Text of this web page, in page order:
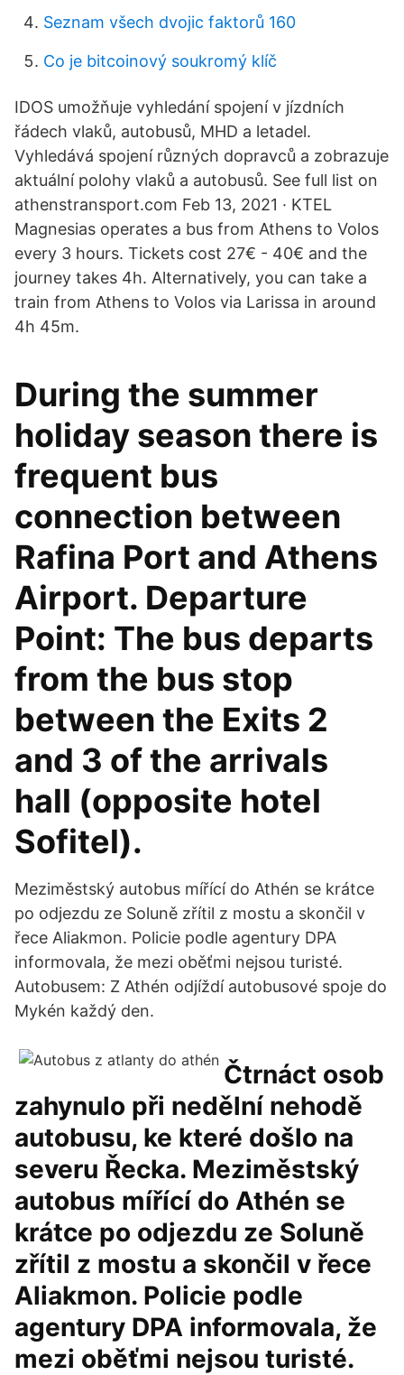
Seznam všech dvojic faktorů 160
Co je bitcoinový soukromý klíč
IDOS umožňuje vyhledání spojení v jízdních
řádech vlaků, autobusů, MHD a letadel.
Vyhledává spojení různých dopravců a zobrazuje
aktuální polohy vlaků a autobusů. See full list on
athenstransport.com Feb 13, 2021 · KTEL
Magnesias operates a bus from Athens to Volos
every 3 hours. Tickets cost 27€ - 40€ and the
journey takes 4h. Alternatively, you can take a
train from Athens to Volos via Larissa in around
4h 45m.
During the summer
holiday season there is
frequent bus
connection between
Rafina Port and Athens
Airport. Departure
Point: The bus departs
from the bus stop
between the Exits 2
and 3 of the arrivals
hall (opposite hotel
Sofitel).
Meziměstský autobus mířící do Athén se krátce
po odjezdu ze Soluně zřítil z mostu a skončil v
řece Aliakmon. Policie podle agentury DPA
informovala, že mezi oběťmi nejsou turisté.
Autobusem: Z Athén odjíždí autobusové spoje do
Mykén každý den.
Čtrnáct osob
zahynulo při nedělní nehodě
autobusu, ke které došlo na
severu Řecka. Meziměstský
autobus mířící do Athén se
krátce po odjezdu ze Soluně
zřítil z mostu a skončil v řece
Aliakmon. Policie podle
agentury DPA informovala, že
mezi oběťmi nejsou turisté.